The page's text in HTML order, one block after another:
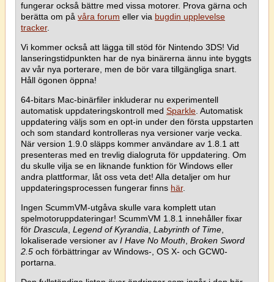
fungerar också bättre med vissa motorer. Prova gärna och
berätta om på våra forum eller via bugdin upplevelse
tracker.
Vi kommer också att lägga till stöd för Nintendo 3DS! Vid
lanseringstidpunkten har de nya binärerna ännu inte byggts
av vår nya porterare, men de bör vara tillgängliga snart.
Håll ögonen öppna!
64-bitars Mac-binärfiler inkluderar nu experimentell
automatisk uppdateringskontroll med Sparkle . Automatisk
uppdatering väljs som en opt-in under den första uppstarten
och som standard kontrolleras nya versioner varje vecka.
När version 1.9.0 släpps kommer användare av 1.8.1 att
presenteras med en trevlig dialogruta för uppdatering. Om
du skulle vilja se en liknande funktion för Windows eller
andra plattformar, låt oss veta det! Alla detaljer om hur
uppdateringsprocessen fungerar finns här.
Ingen ScummVM-utgåva skulle vara komplett utan
spelmotoruppdateringar! ScummVM 1.8.1 innehåller fixar
för Drascula Legend of Kyrandia Labyrinth of Time
lokaliserade versioner av I Have No Mouth Broken Sword
2.5 och förbättringar av Windows-, OS X- och GCW0-
portarna.